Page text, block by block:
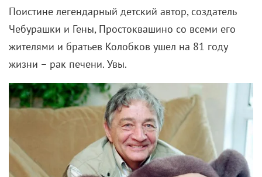
Поистине легендарный детский автор, создатель
Чебурашки и Гены, Простоквашино со всеми его
жителями и братьев Колобков ушел на 81 году
жизни – рак печени. Увы.